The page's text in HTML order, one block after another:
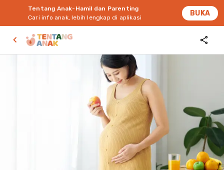
Tentang Anak-Hamil dan Parenting
Cari info anak, lebih lengkap di aplikasi
BUKA